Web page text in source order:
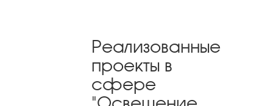
Реализованные
проекты в
сфере